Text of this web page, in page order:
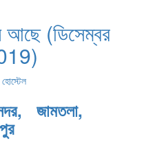
আছে (ডিসেম্বর
জামতলা,